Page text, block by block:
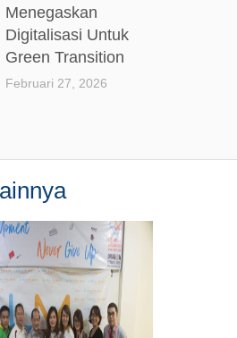
Menegaskan
Digitalisasi Untuk
Green Transition
Februari 27, 2026